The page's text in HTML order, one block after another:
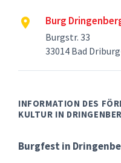
Burg
Burgstr. 33
33014 Bad
INFORMATION DES
KULTUR IN
Burgfest in